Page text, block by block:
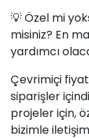
💡 Özel mi
misiniz? En
yardımcı
Çevrimiçi
siparişler
projeler için,
bizimle